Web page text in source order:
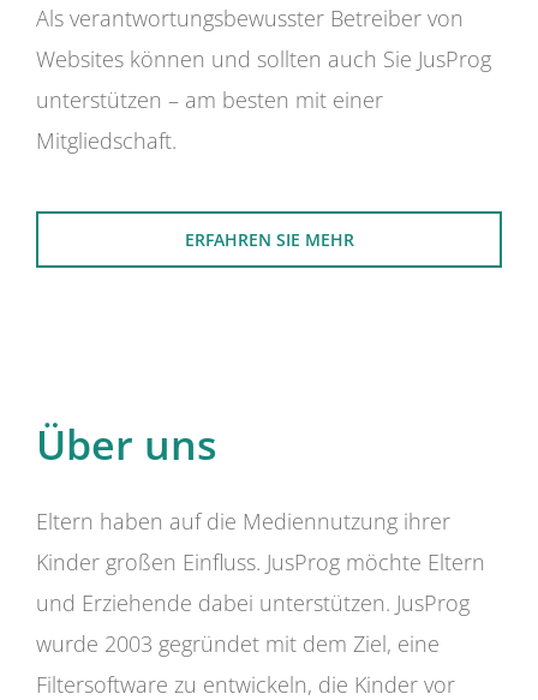
Als verantwortungsbewusster Betreiber von
Websites können und sollten auch Sie JusProg
unterstützen – am besten mit einer
Mitgliedschaft.
ERFAHREN SIE MEHR
Über uns
Eltern haben auf die Mediennutzung ihrer
Kinder großen Einfluss. JusProg möchte Eltern
und Erziehende dabei unterstützen. JusProg
wurde 2003 gegründet mit dem Ziel, eine
Filtersoftware zu entwickeln, die Kinder vor